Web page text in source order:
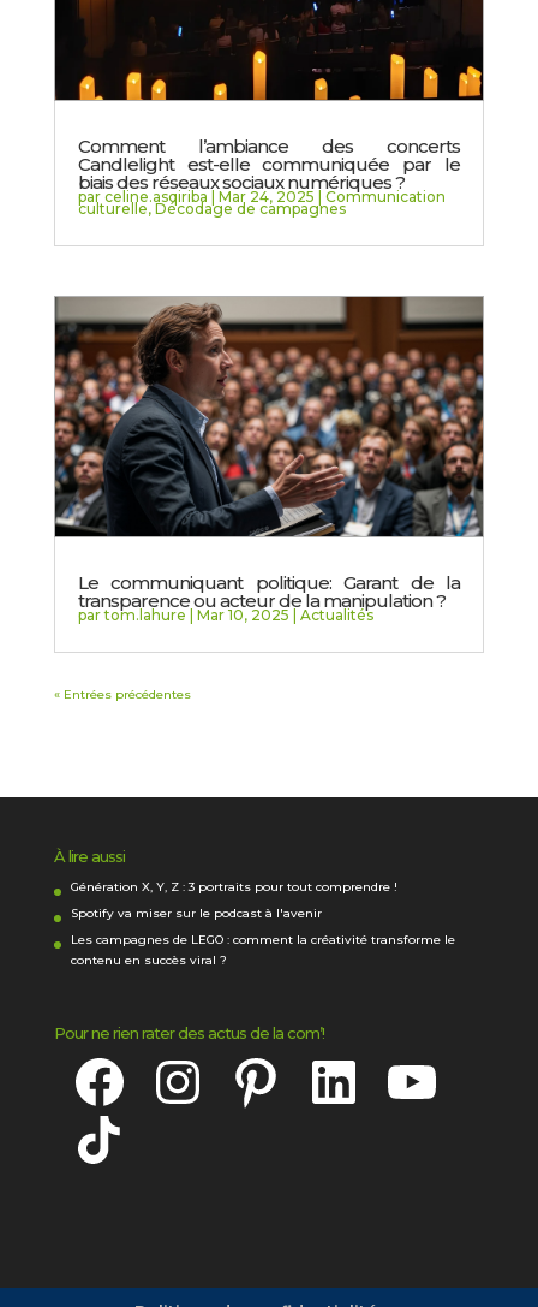
Comment l’ambiance des concerts
Candlelight est-elle communiquée par le
biais des réseaux sociaux numériques ?
par celine.asqiriba | Mar 24, 2025 | Communication
culturelle,Décodage de campagnes
Le communiquant politique: Garant de la
transparence ou acteur de la manipulation ?
partom.lahure Mar 10, 2025 Actualités
« Entrées précédentes
À lire aussi
Génération X, Y, Z : 3 portraits pour tout comprendre !
Spotify va miser sur le podcast à l'avenir
Les campagnes de LEGO : comment la créativité transforme le
contenu en succès viral ?
Pour ne rien rater des actus de la com’!
Facebook Instagram Pinterest LinkedIn
TikTok